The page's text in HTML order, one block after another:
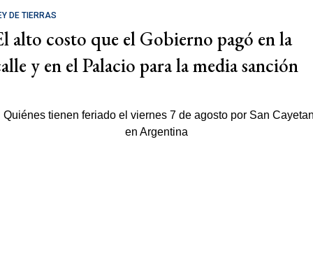
DE TIERRAS
alto costo que el Gobierno pagó en la
y en el Palacio para la media sanción